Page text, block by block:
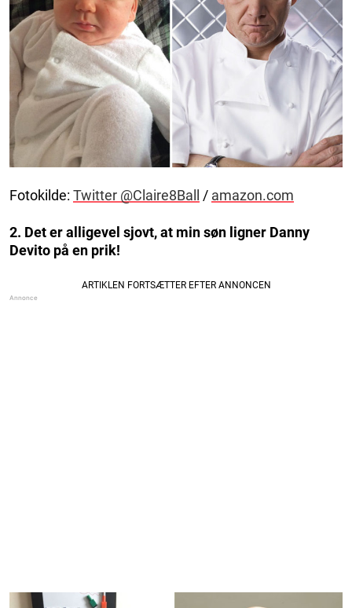
Fotokilde: Twitter @Claire8Ball / amazon.com
2. Det er alligevel sjovt, at min søn ligner Danny
Devito på en prik!